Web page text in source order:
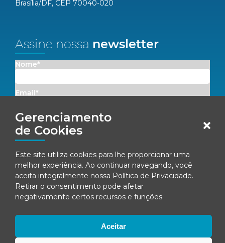
Gerenciamento
de Cookies
Este site utiliza cookies para lhe proporcionar uma
melhor experiência. Ao continuar navegando, você
aceita integralmente nossa Política de Privacidade.
Retirar o consentimento pode afetar
negativamente certos recursos e funções.
Aceitar
Brasília/DF, CEP 70040-020
Assine nossa newsletter
Nome*
Email*
Concordo em receber comunicações da Fenacon.
Ao se inscrever, você concorda com nossaPolítica de Privacidade
Política de privacidade